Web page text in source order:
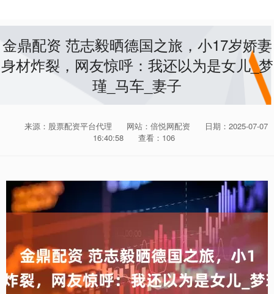
金鼎配资 范志毅晒德国之旅，小17岁娇妻
身材炸裂，网友惊呼：我还以为是女儿_梦
瑾_马车_妻子
来源：股票配资平台代理 网站：倍悦网配资
日期：2025-07-07
16:40:58
查看：106